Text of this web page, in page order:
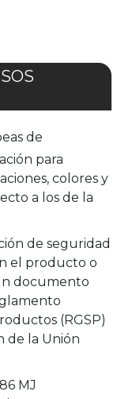
de
para
colores y
a los de la
de seguridad
el producto o
documento
(RGSP)
de la Unión
MJ